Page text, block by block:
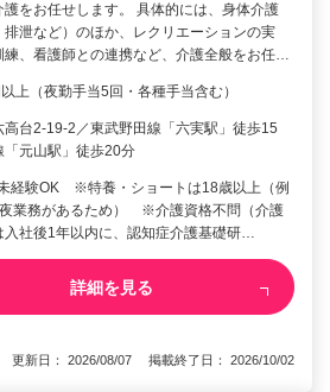
護をお任せします。 具体的には、身体介護
排泄など）のほか、レクリエーションの実
練、看護師との連携など、介護全般をお任…
上（夜勤手当5回・各種手当含む）
台2‑19‑2／東武野田線「六実駅」徒歩15
「元山駅」徒歩20分
験OK ※特養・ショートは18歳以上（例
業務があるため） ※介護資格不問（介護
入社後1年以内に、認知症介護基礎研…
詳細を見る
更新日： 2026/08/07 掲載終了日： 2026/10/02